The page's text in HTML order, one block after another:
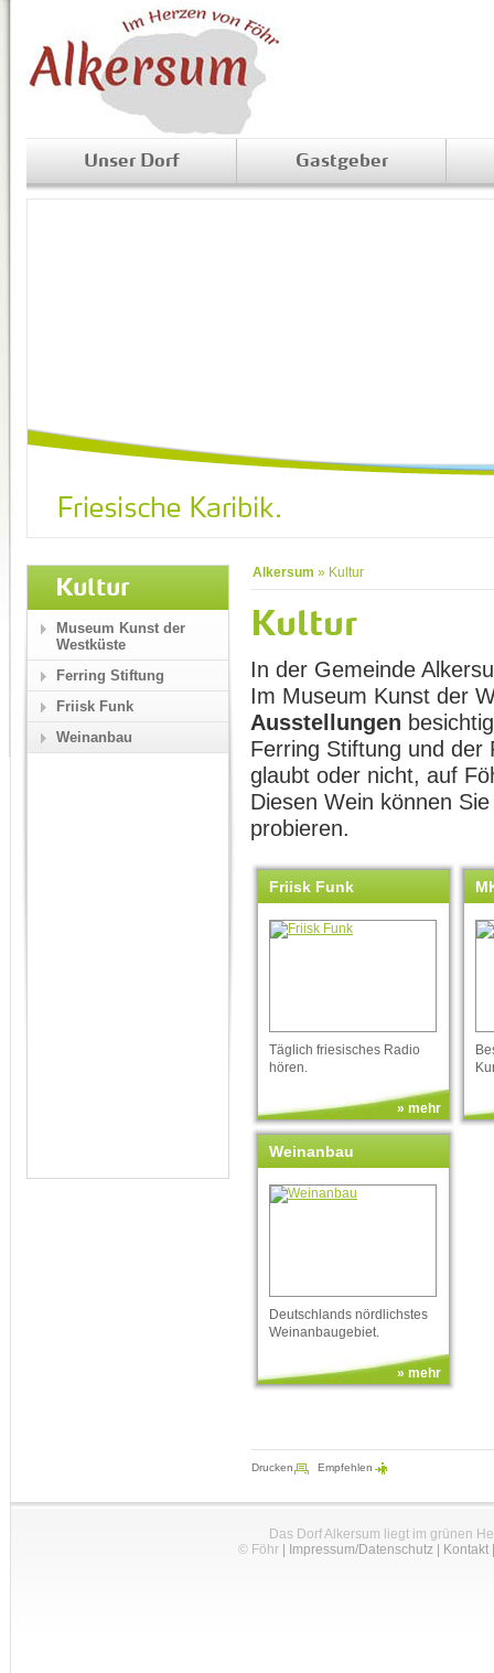
Unser Dorf Gastgeber
Alkersum » Kultur
Kultur
In der Gemeinde
Im Museum Kunst der
Ausstellungen
Ferring Stiftung und der
glaubt oder nicht, auf
Diesen Wein können
probieren.
Friisk Funk
Täglich friesisches Radio
hören.
» mehr
Weinanbau
Deutschlands nördlichstes
Weinanbaugebiet.
» mehr
Kultur
Museum Kunst der
Westküste
Ferring Stiftung
Friisk Funk
Weinanbau
Drucken Empfehlen
Das Dorf Alkersum liegt im grünen
© Föhr| Impressum/Datenschutz| Kontakt